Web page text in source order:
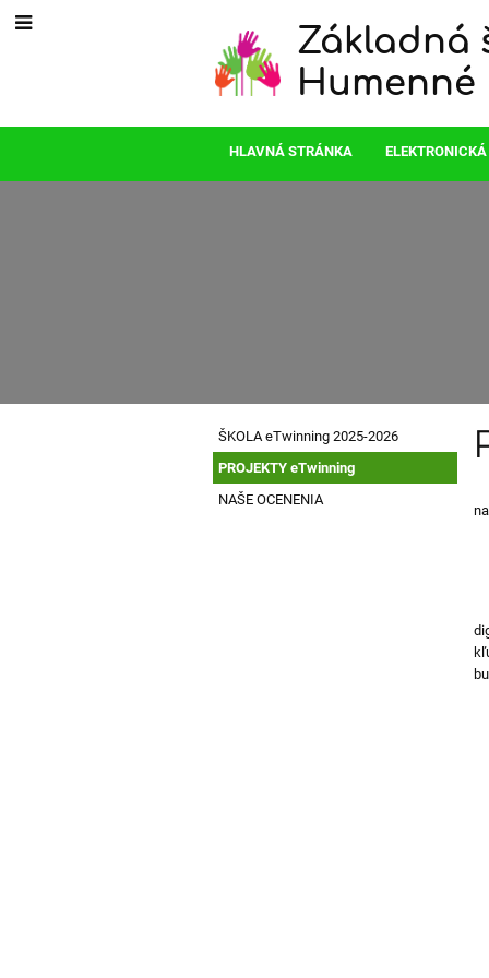
Základná
Humenné
HLAVNÁ STRÁNKA
ŠKOLA eTwinning 2025-2026
PROJEKTY eTwinning
NAŠE OCENENIA